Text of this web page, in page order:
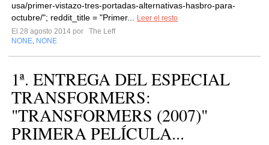
usa/primer-vistazo-tres-portadas-alternativas-hasbro-para-
octubre/"; reddit_title = "Primer...
Leer el resto
El 28 agosto 2014 por
The Leff
NONE NONE
1ª. ENTREGA DEL ESPECIAL
TRANSFORMERS:
"TRANSFORMERS (2007)"
PRIMERA PELÍCULA...